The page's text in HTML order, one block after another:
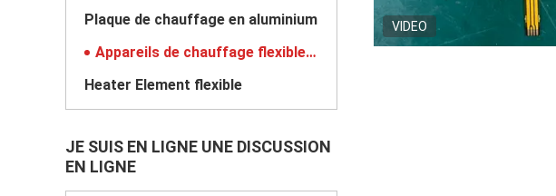
Plaque de chauffage en aluminium
Appareils de chauffage flexibles de Polyimide
Heater Element flexible
JE SUIS EN LIGNE UNE DISCUSSION
EN LIGNE
VIDEO